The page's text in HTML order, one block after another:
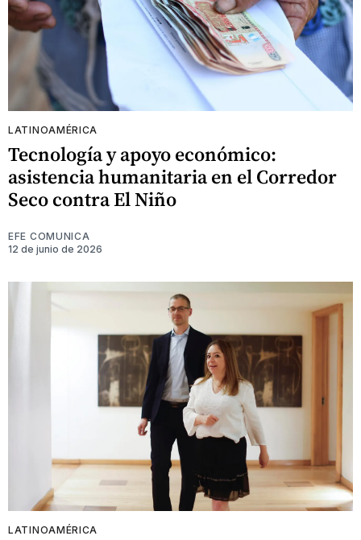
LATINOAMÉRICA
Tecnología y apoyo económico:
asistencia humanitaria en el Corredor
Seco contra El Niño
EFE COMUNICA
12 de junio de 2026
LATINOAMÉRICA